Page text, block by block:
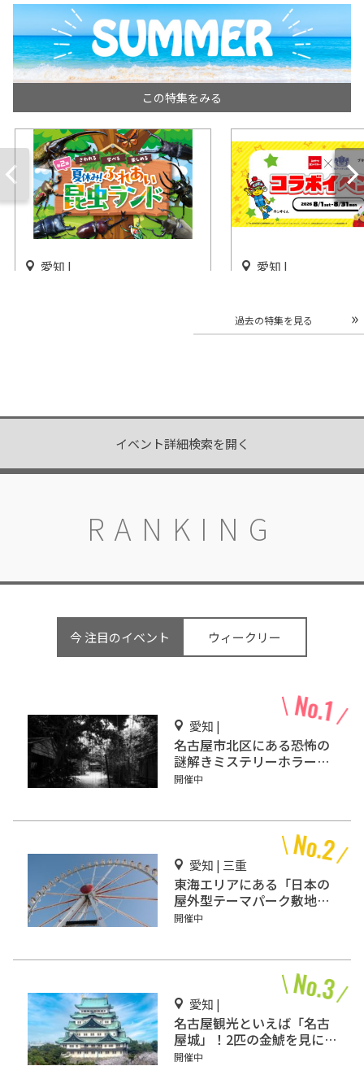
イベント詳細検索を開く
RANKING
今 注目のイベント ウィークリー
愛知 |
名古屋市北区にある恐怖の
謎解きミステリーホラー
「エモい家」あなたは行き
開催中
愛知 | 三重
東海エリアにある「日本の
屋外型テーマパーク敷地面
積ランキング」入りしてい
開催中
愛知 |
名古屋観光といえば「名古
屋城」！2匹の金鯱を見に
行こう
開催中
この特集をみる
愛知 | 愛知 |
ナテンボス コラボ
ト」開催
過去の特集を見る